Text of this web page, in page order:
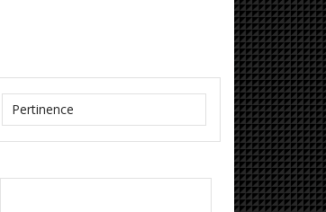
Pertinence